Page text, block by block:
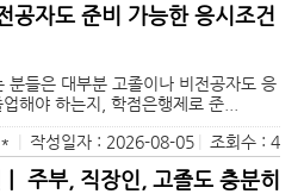
공자도 준비 가능한 응시조건
분들은 대부분 고졸이나 비전공자도 응
해야 하는지, 학점은행제로 준...
작성일자 : 2026-08-05 조회수 : 4
주부, 직장인, 고졸도 충분히